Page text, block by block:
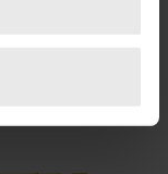
(fingerprinting)